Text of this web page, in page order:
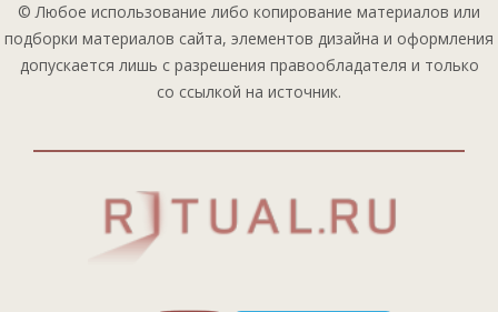
© Любое использование либо копирование материалов или
подборки материалов сайта, элементов дизайна и оформления
допускается лишь с разрешения правообладателя и только
со ссылкой на источник.